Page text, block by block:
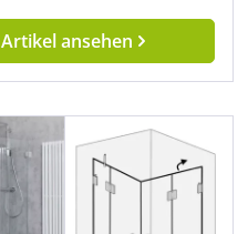
Artikel ansehen